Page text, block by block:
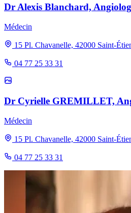
Dr Alexis Blanchard,
Médecin
15 Pl. Chavanelle, 42000 Saint-
04 77 25 33 31
Dr Cyrielle GREMILLET,
Médecin
15 Pl. Chavanelle, 42000 Saint-
04 77 25 33 31